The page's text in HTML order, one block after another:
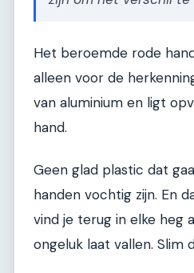
Het beroemde rode
alleen voor de
van aluminium en ligt
hand.
Geen glad plastic dat
handen vochtig zijn. En
vind je terug in elke heg
ongeluk laat vallen. Slim